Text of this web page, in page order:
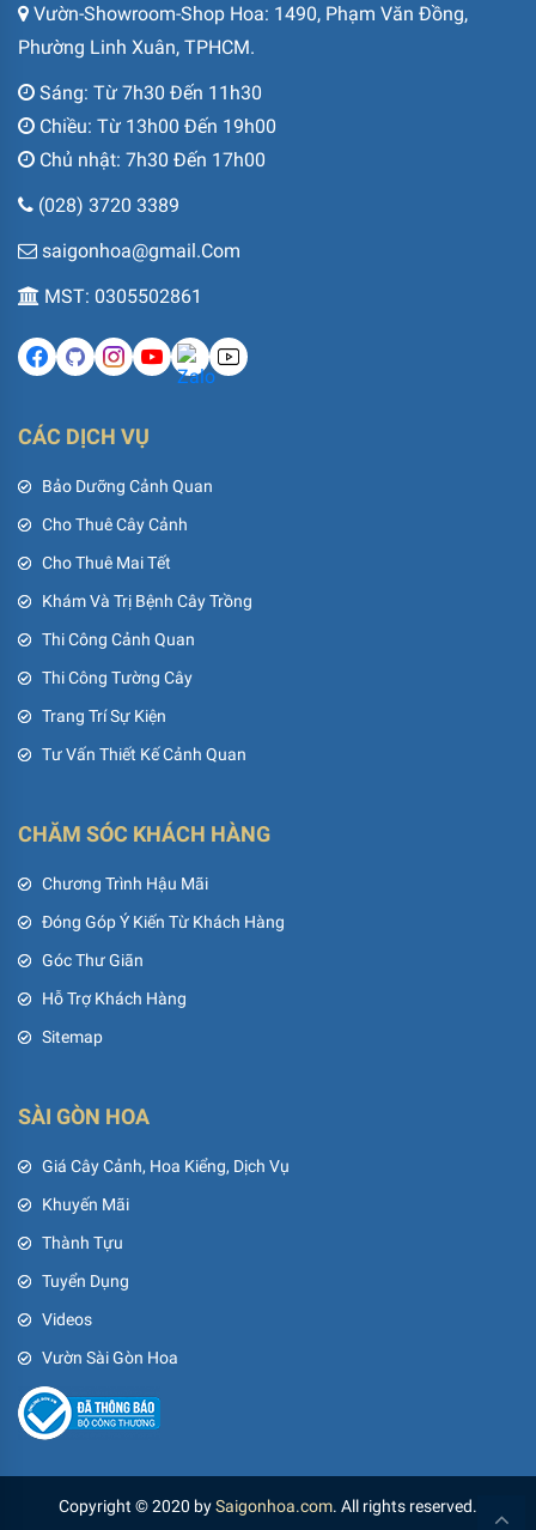
Vườn-Showroom-Shop Hoa: 1490, Phạm Văn Đồng,
Phường Linh Xuân, TPHCM.
Sáng: Từ 7h30 Đến 11h30
Chiều: Từ 13h00 Đến 19h00
Chủ nhật: 7h30 Đến 17h00
(028) 3720 3389
saigonhoa@gmail.Com
MST: 0305502861
CÁC DỊCH VỤ
Bảo Dưỡng Cảnh Quan
Cho Thuê Cây Cảnh
Cho Thuê Mai Tết
Khám Và Trị Bệnh Cây Trồng
Thi Công Cảnh Quan
Thi Công Tường Cây
Trang Trí Sự Kiện
Tư Vấn Thiết Kế Cảnh Quan
CHĂM SÓC KHÁCH HÀNG
Chương Trình Hậu Mãi
Đóng Góp Ý Kiến Từ Khách Hàng
Góc Thư Giãn
Hỗ Trợ Khách Hàng
Sitemap
SÀI GÒN HOA
Giá Cây Cảnh, Hoa Kiểng, Dịch Vụ
Khuyến Mãi
Thành Tựu
Tuyển Dụng
Videos
Vườn Sài Gòn Hoa
Copyright © 2020 bySaigonhoa.com. All rights reserved.